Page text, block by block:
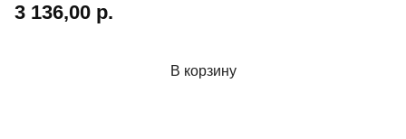
3 136,00 р.
В корзину